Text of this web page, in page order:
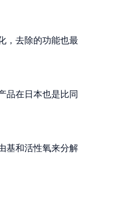
，去除的功能也最
在日本也是比同
基和活性氧来分解